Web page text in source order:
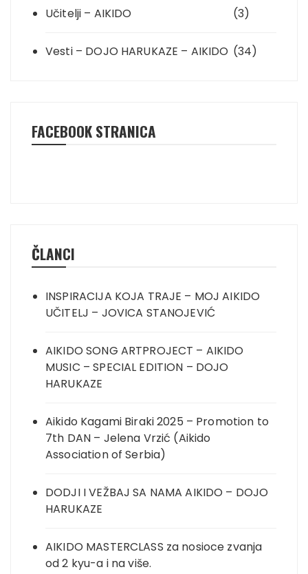
Učitelji – AIKIDO (3)
Vesti – DOJO HARUKAZE – AIKIDO (34)
FACEBOOK STRANICA
ČLANCI
INSPIRACIJA KOJA TRAJE – MOJ AIKIDO
UČITELJ – JOVICA STANOJEVIĆ
AIKIDO SONG ARTPROJECT – AIKIDO
MUSIC – SPECIAL EDITION – DOJO
HARUKAZE
Aikido Kagami Biraki 2025 – Promotion to
7th DAN – Jelena Vrzić (Aikido
Association of Serbia)
DODJI I VEŽBAJ SA NAMA AIKIDO – DOJO
HARUKAZE
AIKIDO MASTERCLASS za nosioce zvanja
od 2 kyu-a i na više.